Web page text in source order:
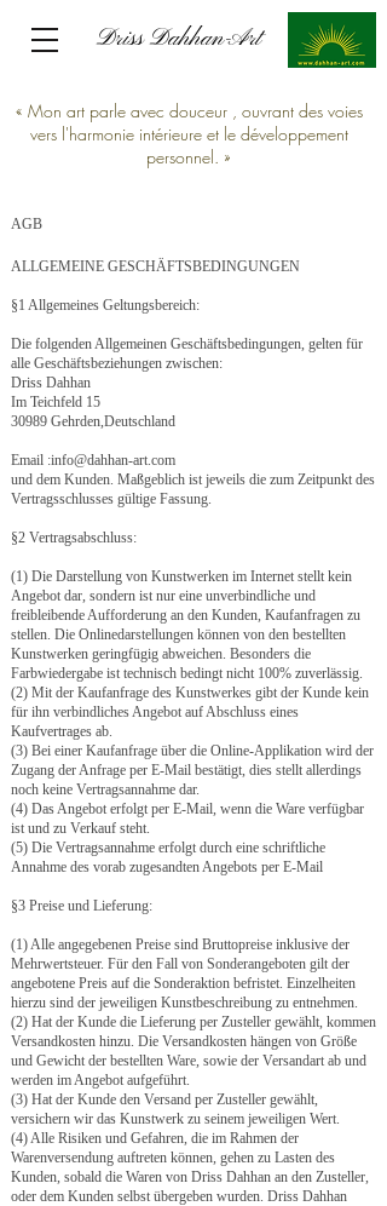
Driss Dahhan-Art
Driss Dahhan-Art
« Mon art parle avec douceur , ouvrant des voies
vers l'harmonie intérieure et le développement
personnel. »
AGB
ALLGEMEINE GESCHÄFTSBEDINGUNGEN
§1 Allgemeines Geltungsbereich:
Die folgenden Allgemeinen Geschäftsbedingungen, gelten für
alle Geschäftsbeziehungen zwischen:
Driss Dahhan
Im Teichfeld 15
30989 Gehrden,Deutschland
Email :info@dahhan-art.com
und dem Kunden. Maßgeblich ist jeweils die zum Zeitpunkt des
Vertragsschlusses gültige Fassung.
§2 Vertragsabschluss:
(1) Die Darstellung von Kunstwerken im Internet stellt kein
Angebot dar, sondern ist nur eine unverbindliche und
freibleibende Aufforderung an den Kunden, Kaufanfragen zu
stellen. Die Onlinedarstellungen können von den bestellten
Kunstwerken geringfügig abweichen. Besonders die
Farbwiedergabe ist technisch bedingt nicht 100% zuverlässig.
(2) Mit der Kaufanfrage des Kunstwerkes gibt der Kunde kein
für ihn verbindliches Angebot auf Abschluss eines
Kaufvertrages ab.
(3) Bei einer Kaufanfrage über die Online-Applikation wird der
Zugang der Anfrage per E-Mail bestätigt, dies stellt allerdings
noch keine Vertragsannahme dar.
(4) Das Angebot erfolgt per E-Mail, wenn die Ware verfügbar
ist und zu Verkauf steht.
(5) Die Vertragsannahme erfolgt durch eine schriftliche
Annahme des vorab zugesandten Angebots per E-Mail
§3 Preise und Lieferung:
(1) Alle angegebenen Preise sind Bruttopreise inklusive der
Mehrwertsteuer. Für den Fall von Sonderangeboten gilt der
angebotene Preis auf die Sonderaktion befristet. Einzelheiten
hierzu sind der jeweiligen Kunstbeschreibung zu entnehmen.
(2) Hat der Kunde die Lieferung per Zusteller gewählt, kommen
Versandkosten hinzu. Die Versandkosten hängen von Größe
und Gewicht der bestellten Ware, sowie der Versandart ab und
werden im Angebot aufgeführt.
(3) Hat der Kunde den Versand per Zusteller gewählt,
versichern wir das Kunstwerk zu seinem jeweiligen Wert.
(4) Alle Risiken und Gefahren, die im Rahmen der
Warenversendung auftreten können, gehen zu Lasten des
Kunden, sobald die Waren von Driss Dahhan an den Zusteller,
oder dem Kunden selbst übergeben wurden. Driss Dahhan